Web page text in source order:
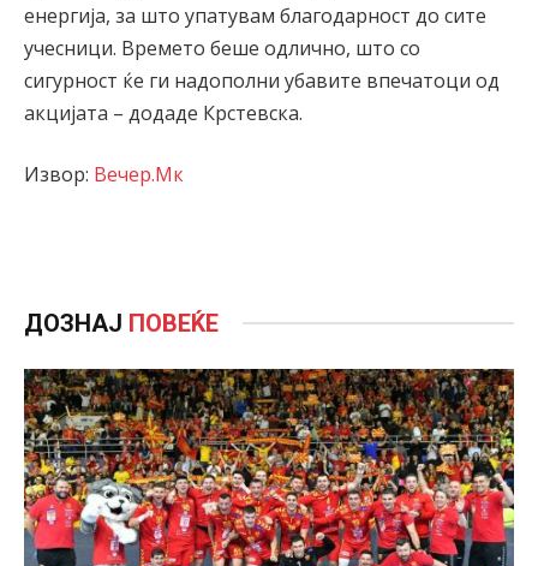
енергија, за што упатувам благодарност до сите
учесници. Времето беше одлично, што со
сигурност ќе ги надополни убавите впечатоци од
акцијата – додаде Крстевска.
Извор: Вечер.Мк
ДОЗНАЈ ПОВЕЌЕ